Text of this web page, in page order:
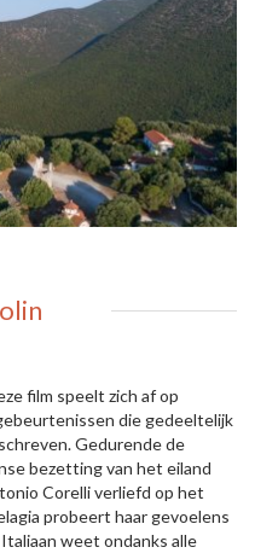
film speelt zich af op
die gedeeltelijk
Gedurende de
bezetting van het eiland
Corelli verliefd op het
probeert haar gevoelens
Italiaan weet ondanks alle